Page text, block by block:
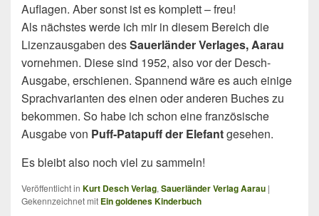
Auflagen. Aber sonst ist es komplett – freu!
Als nächstes werde ich mir in diesem Bereich die
Lizenzausgaben desSauerländer Verlages, Aarau
vornehmen. Diese sind 1952, also vor der Desch-
Ausgabe, erschienen. Spannend wäre es auch einige
Sprachvarianten des einen oder anderen Buches zu
bekommen. So habe ich schon eine französische
Ausgabe von Puff-Patapuff der Elefantgesehen.
Es bleibt also noch viel zu sammeln!
Veröffentlicht in Kurt Desch Verlag, Sauerländer Verlag Aarau |
Gekennzeichnet mit Ein goldenes Kinderbuch